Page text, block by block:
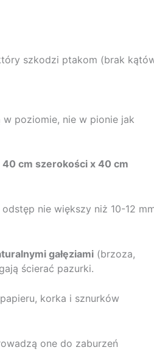
szkodzi ptakom (brak
poziomie, nie w pionie jak
40 cm szerokości x 40 cm
nie większy niż 10-12
gałęziami (brzoza,
ścierać pazurki.
korka i sznurków
one do zaburzeń